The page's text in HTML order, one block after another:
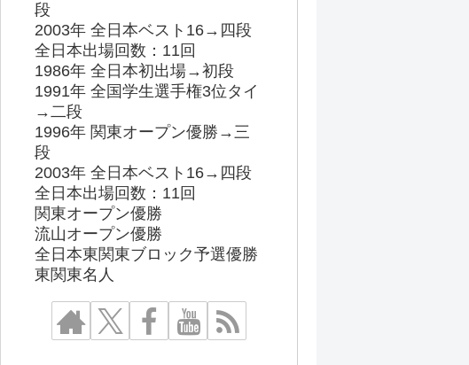
段
2003年 全日本ベスト16→四段
全日本出場回数：11回
1986年 全日本初出場→初段
1991年 全国学生選手権3位タイ
→二段
1996年 関東オープン優勝→三
段
2003年 全日本ベスト16→四段
全日本出場回数：11回
関東オープン優勝
流山オープン優勝
全日本東関東ブロック予選優勝
東関東名人